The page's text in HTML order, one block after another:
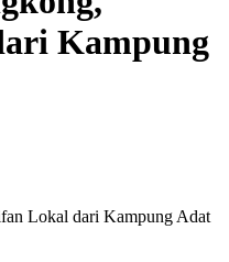
Kampung
Lokal dari Kampung Adat